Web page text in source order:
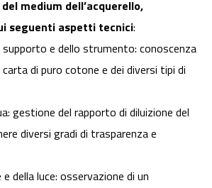
medium dell’acquerello,
seguenti aspetti tecnici:
supporto e dello strumento: conoscenza
di puro cotone e dei diversi tipi di
gestione del rapporto di diluizione del
diversi gradi di trasparenza e
della luce: osservazione di un